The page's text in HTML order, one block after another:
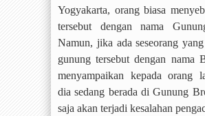
Yogyakarta, orang biasa
tersebut dengan nama
Namun, jika ada seseorang
gunung tersebut dengan nama
menyampaikan kepada orang
dia sedang berada di Gunung
saja akan terjadi kesalahan